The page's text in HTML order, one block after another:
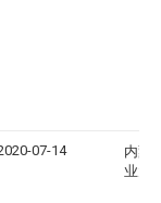
07-14
内蒙
业大